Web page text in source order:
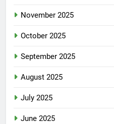
November 2025
October 2025
September 2025
August 2025
July 2025
June 2025